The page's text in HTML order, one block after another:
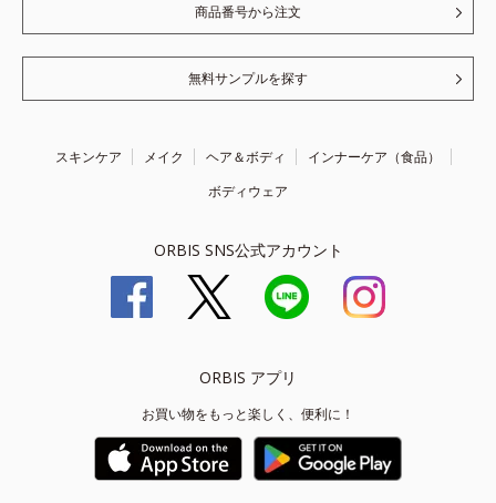
商品番号から注文
無料サンプルを探す
スキンケア メイク ヘア＆ボディ
インナーケア（食品）
ボディウェア
ORBIS SNS公式アカウント
ORBIS アプリ
お買い物をもっと楽しく、便利に！